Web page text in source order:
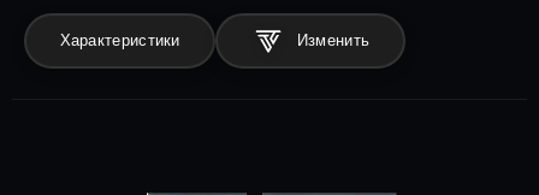
Характеристики